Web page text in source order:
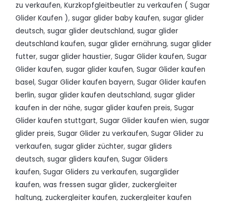
zu verkaufen, Kurzkopfgleitbeutler zu verkaufen ( Sugar
Glider Kaufen ), sugar glider baby kaufen, sugar glider
deutsch, sugar glider deutschland, sugar glider
deutschland kaufen, sugar glider ernährung, sugar glider
futter, sugar glider haustier, Sugar Glider kaufen, Sugar
Glider kaufen, sugar glider kaufen, Sugar Glider kaufen
basel, Sugar Glider kaufen bayern, Sugar Glider kaufen
berlin, sugar glider kaufen deutschland, sugar glider
kaufen in der nähe, sugar glider kaufen preis, Sugar
Glider kaufen stuttgart, Sugar Glider kaufen wien, sugar
glider preis, Sugar Glider zu verkaufen, Sugar Glider zu
verkaufen, sugar glider züchter, sugar gliders
deutsch, sugar gliders kaufen, Sugar Gliders
kaufen, Sugar Gliders zu verkaufen, sugarglider
kaufen, was fressen sugar glider, zuckergleiter
haltung, zuckergleiter kaufen, zuckergleiter kaufen